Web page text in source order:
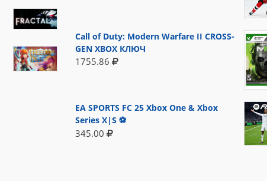
Call of Duty: Modern Warfare II CROSS-
GEN XBOX КЛЮЧ
1755.86
EA SPORTS FC 25 Xbox One & Xbox
Series X|S ⚽
345.00